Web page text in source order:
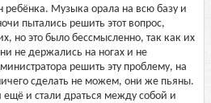
ребёнка. Музыка орала на всю базу и
пытались решить этот вопрос,
но это было бессмысленно, так как их
не держались на ногах и не
решить эту проблему, на
сделать не можем, они же пьяны.
ещё и стали драться между собой и